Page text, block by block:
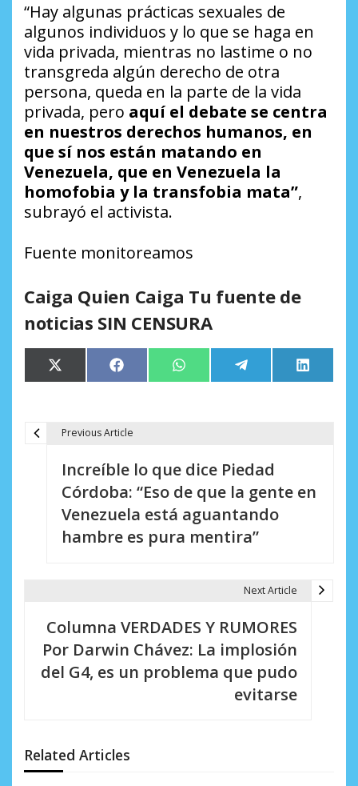
“Hay algunas prácticas sexuales de
algunos individuos y lo que se haga en
vida privada, mientras no lastime o no
transgreda algún derecho de otra
persona, queda en la parte de la vida
privada, pero aquí el debate se centra
en nuestros derechos humanos, en
que sí nos están matando en
Venezuela, que en Venezuela la
homofobia y la transfobia mata”,
subrayó el activista.
Fuente monitoreamos
Caiga Quien Caiga Tu fuente de
noticias SIN CENSURA
Compartir
en
X
(Twitter)
Compartir
en
Facebook Compartir
en
WhatsApp Compartir
en
Telegram
en
LinkedIn
e
Previous Article
Increíble lo que dice Piedad
Córdoba: “Eso de que la gente en
Venezuela está aguantando
hambre es pura mentira”
Next Article
Columna VERDADES Y RUMORES
Por Darwin Chávez: La implosión
del G4, es un problema que pudo
evitarse
Related Articles